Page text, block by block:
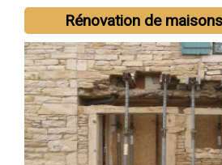
Rénovation de